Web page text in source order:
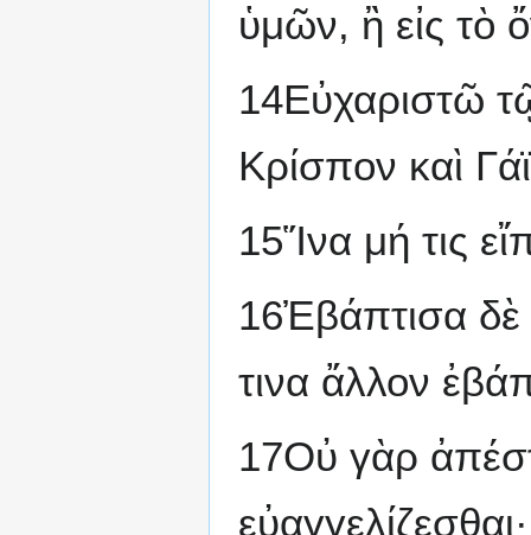
ὑμῶν, ἢ εἰς τὸ
14Εὐχαριστῶ
Κρίσπον καὶ
15Ἵνα μή τις
16Ἐβάπτισα δὲ
τινα ἄλλον
17Οὐ γὰρ